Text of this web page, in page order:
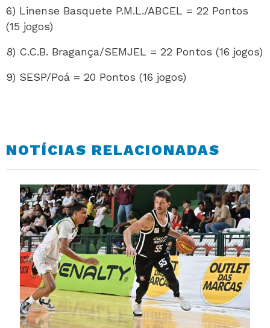
6) Linense Basquete P.M.L./ABCEL = 22 Pontos
(15 jogos)
8) C.C.B. Bragança/SEMJEL = 22 Pontos (16 jogos)
9) SESP/Poá = 20 Pontos (16 jogos)
NOTÍCIAS RELACIONADAS